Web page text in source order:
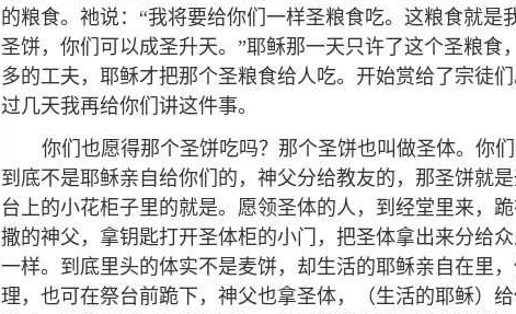
的粮食。祂说：“我将要给你们一样圣粮食吃。这粮食就是
圣饼，你们可以成圣升天。”耶稣那一天只许了这个圣粮食
多的工夫，耶稣才把那个圣粮食给人吃。开始赏给了宗徒们
过几天我再给你们讲这件事。
你们也愿得那个圣饼吃吗？那个圣饼也叫做圣体。你
到底不是耶稣亲自给你们的，神父分给教友的，那圣饼就
台上的小花柜子里的就是。愿领圣体的人，到经堂里来，
撒的神父，拿钥匙打开圣体柜的小门，把圣体拿出来分给
一样。到底里头的体实不是麦饼，却生活的耶稣亲自在里
理，也可在祭台前跪下，神父也拿圣体，（生活的耶稣）